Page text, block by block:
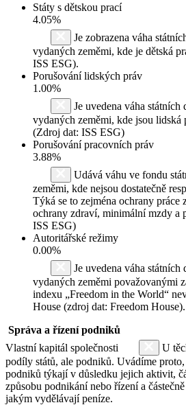
Státy s dětskou prací
4.05%
Je zobrazena váha
vydaných zeměmi, kde je dětská
ISS ESG).
Porušování lidských práv
1.00%
Je uvedena váha
vydaných zeměmi, kde jsou lidská
(Zdroj dat: ISS ESG)
Porušování pracovních práv
3.88%
Udává váhu ve fondu
zeměmi, kde nejsou dostatečně
Týká se to zejména ochrany práce
ochrany zdraví, minimální mzdy a
ISS ESG)
Autoritářské režimy
0.00%
Je uvedena váha
vydaných zeměmi považovanými
indexu „Freedom in the World“
House (zdroj dat: Freedom House).
Správa a řízení podniků
Vlastní kapitál společnosti
U
podíly států, ale podniků. Uvádíme
podniků týkají v důsledku jejich aktivit,
způsobu podnikání nebo řízení a
jakým vydělávají peníze.